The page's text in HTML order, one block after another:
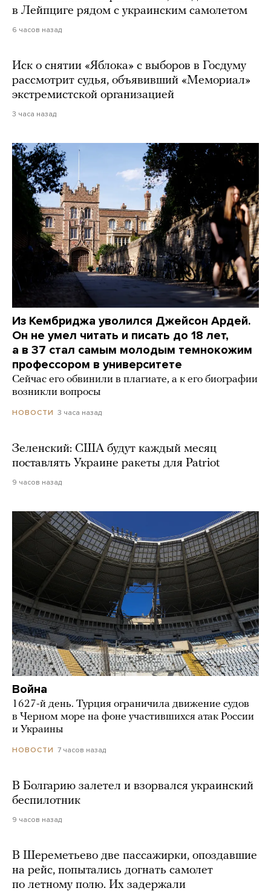
в Лейпциге рядом с украинским самолетом
6 часов назад
Иск о снятии «Яблока» с выборов в Госдуму
рассмотрит судья, объявивший «Мемориал»
экстремистской организацией
3 часа назад
Из Кембриджа уволился Джейсон Ардей.
Он не умел читать и писать до 18 лет,
а в 37 стал самым молодым темнокожим
профессором в университете
Сейчас его обвинили в плагиате, а к его биографии
возникли вопросы
НОВОСТИ 3 часа назад
Зеленский: США будут каждый месяц
поставлять Украине ракеты для Patriot
9 часов назад
Война
1627-й день. Турция ограничила движение судов
в Черном море на фоне участившихся атак России
и Украины
НОВОСТИ 7 часов назад
В Болгарию залетел и взорвался украинский
беспилотник
9 часов назад
В Шереметьево две пассажирки, опоздавшие
на рейс, попытались догнать самолет
по летному полю. Их задержали